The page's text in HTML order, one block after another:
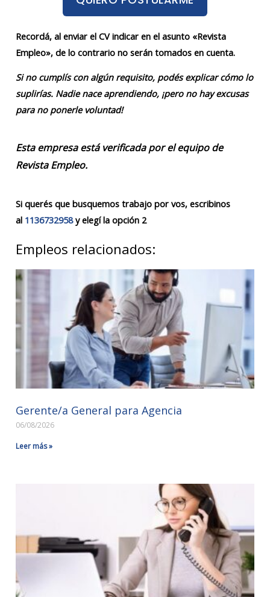
Recordá, al enviar el CV indicar en el asunto «Revista
Empleo», de lo contrario no serán tomados en cuenta.
Si no cumplís con algún requisito, podés explicar cómo lo
suplirías. Nadie nace aprendiendo, ¡pero no hay excusas
para no ponerle voluntad!
Esta empresa está verificada por el equipo de
Revista Empleo.
Si querés que busquemos trabajo por vos, escribinos
al 1136732958y elegí la opción 2
Empleos relacionados:
Gerente/a General para Agencia
06/08/2026
Leer más »